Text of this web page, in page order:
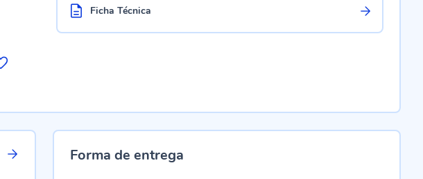
Ficha Técnica
Forma de entrega